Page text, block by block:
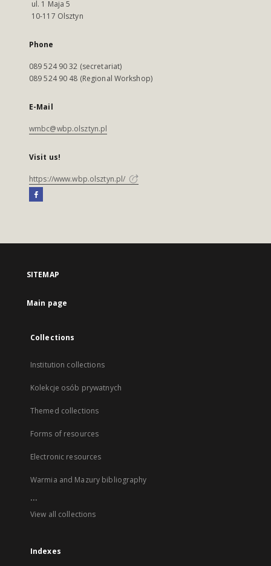
ul. 1 Maja 5
10-117 Olsztyn
Phone
089 524 90 32 (secretariat)
089 524 90 48 (Regional Workshop)
E-Mail
wmbc@wbp.olsztyn.pl
Visit us!
https://www.wbp.olsztyn.pl/
SITEMAP
Main page
Collections
Institution collections
Kolekcje osób prywatnych
Themed collections
Forms of resources
Electronic resources
Warmia and Mazury bibliography
...
View all collections
Indexes